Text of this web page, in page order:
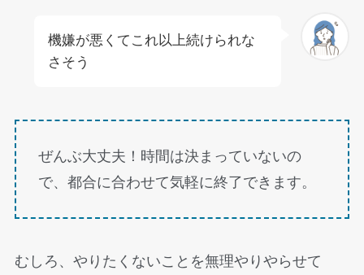
機嫌が悪くてこれ以上続けられな
さそう
ぜんぶ大丈夫！時間は決まっていないの
で、都合に合わせて気軽に終了できます。
むしろ、やりたくないことを無理やりやらせて